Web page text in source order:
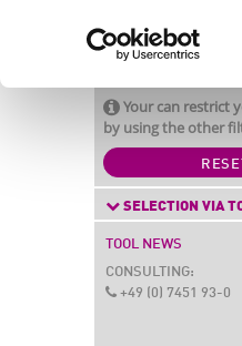
FEATURES
LEUCO PRODUCT
Your can restrict
by using the other
SELECTION VIA
TOOL NEWS
CONSULTING:
+49 (0) 7451 93-0